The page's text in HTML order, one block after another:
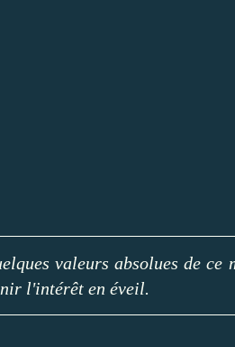
valeurs absolues de ce
l'intérêt en éveil.